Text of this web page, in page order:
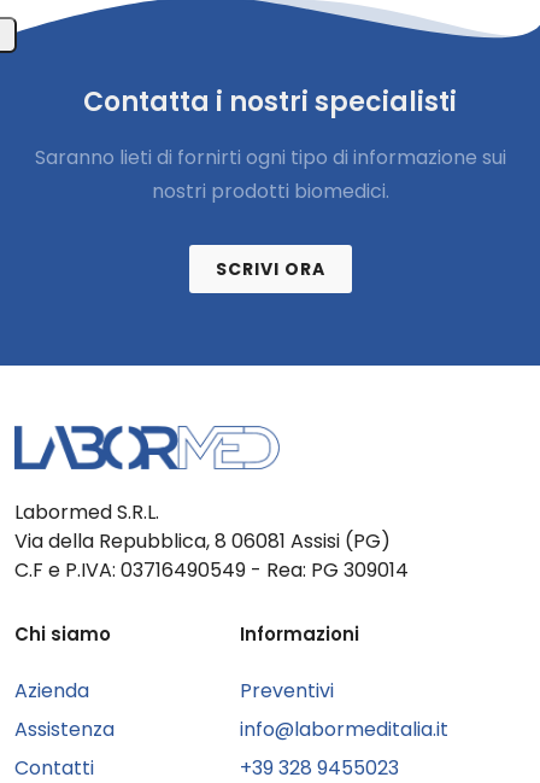
Contatta i nostri specialisti
Saranno lieti di fornirti ogni tipo di informazione sui
nostri prodotti biomedici.
SCRIVI ORA
Labormed S.R.L.
Via della Repubblica, 8 06081 Assisi (PG)
C.F e P.IVA: 03716490549 - Rea: PG 309014
Chi siamo
Azienda
Assistenza
Contatti
Informazioni
Preventivi
info@labormeditalia.it
+39 328 9455023